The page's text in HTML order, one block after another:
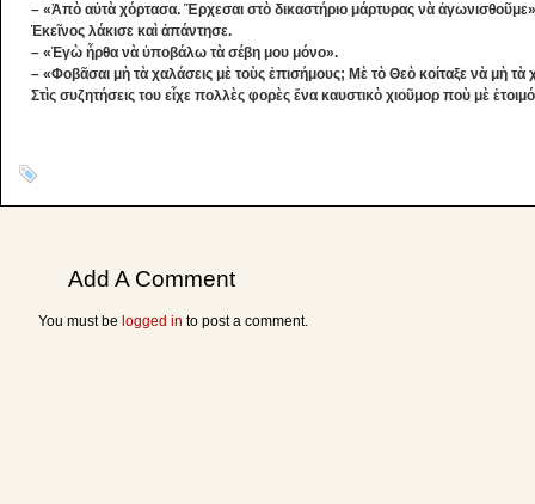
– «Ἀπὸ αὐτὰ χόρτασα. Ἔρχεσαι στὸ δικαστήριο μάρτυρας νὰ
Ἐκεῖνος λάκισε καὶ ἀπάντησε.
– «Ἐγὼ ἦρθα νὰ ὑποβάλω τὰ σέβη μου μόνο».
– «Φοβᾶσαι μὴ τὰ χαλάσεις μὲ τοὺς ἐπισήμους; Μὲ τὸ Θεὸ κοίταξε νὰ μὴ τὰ
Στὶς συζητήσεις του εἶχε πολλὲς φορὲς ἕνα καυστικὸ χιοῦμορ ποὺ μὲ
Add A Comment
You must be logged in to post a comment.